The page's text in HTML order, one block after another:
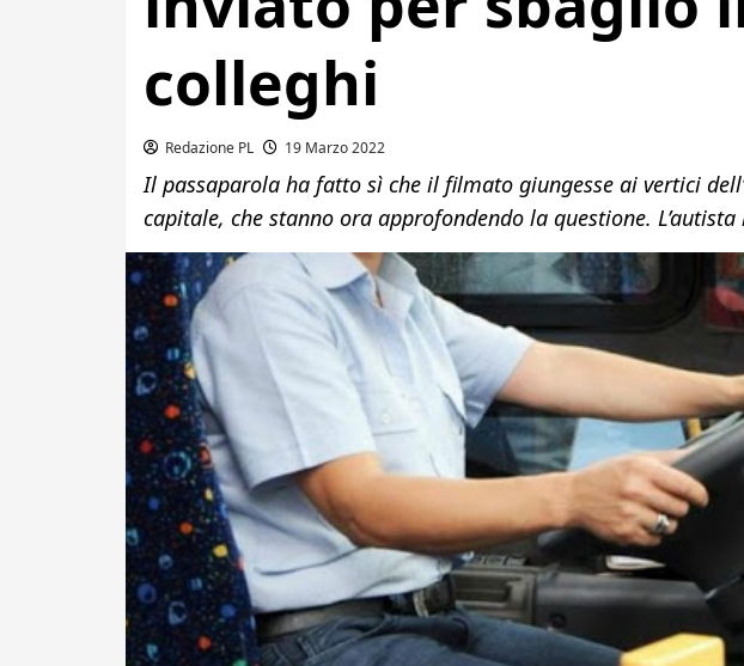
colleghi
Redazione PL 19 Marzo 2022
Il passaparola ha fatto sì che il filmato giungesse ai vertici
capitale, che stanno ora approfondendo la questione.